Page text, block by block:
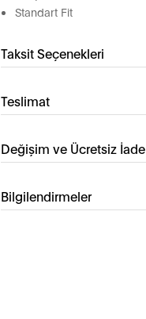
Standart Fit
Taksit Seçenekleri
Teslimat
Değişim ve Ücretsiz İade
Bilgilendirmeler